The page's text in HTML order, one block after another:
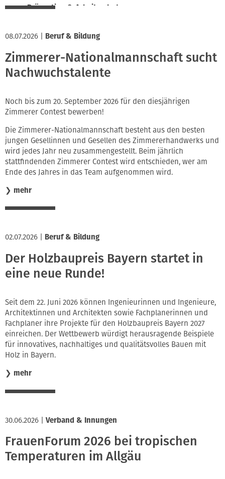
Prävention & Arbeitsschutz
Soziales & Tarifpolitik
Verband & Innungen
Innung
08.07.2026 Beruf & Bildung
Zimmerer-Nationalmannschaft sucht
Nachwuchstalente
Noch bis zum 20. September 2026 für den diesjährigen
Zimmerer Contest bewerben!
Die Zimmerer-Nationalmannschaft besteht aus den besten
jungen Gesellinnen und Gesellen des Zimmererhandwerks und
wird jedes Jahr neu zusammengestellt. Beim jährlich
stattfindenden Zimmerer Contest wird entschieden, wer am
Ende des Jahres in das Team aufgenommen wird.
❯ mehr
02.07.2026 Beruf & Bildung
Der Holzbaupreis Bayern startet in
eine neue Runde!
Seit dem 22. Juni 2026 können Ingenieurinnen und Ingenieure,
Architektinnen und Architekten sowie Fachplanerinnen und
Fachplaner ihre Projekte für den Holzbaupreis Bayern 2027
einreichen. Der Wettbewerb würdigt herausragende Beispiele
für innovatives, nachhaltiges und qualitätsvolles Bauen mit
Holz in Bayern.
❯ mehr
30.06.2026 Verband & Innungen
FrauenForum 2026 bei tropischen
Temperaturen im Allgäu